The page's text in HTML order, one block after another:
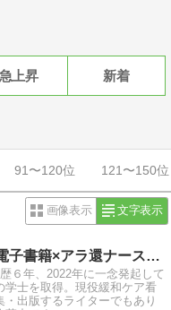
急上昇 新着
91〜120位 121〜150位
画像表示 文字表示
のぴまゆのブログ 電子書籍×アラ還ナースの副業チャレンジ
６年、2022年に一念発起して
士を取得。現役緩和ケア看
出版するライターでもあり